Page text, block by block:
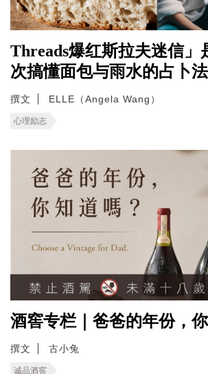
Threads爆红斯拉夫迷信」
次搞懂面包与雨水的占卜
撰文 ELLE（Angela Wang）
心理励志
酒窖专栏｜爸爸的年份，
撰文 古小兔
诚品酒窖